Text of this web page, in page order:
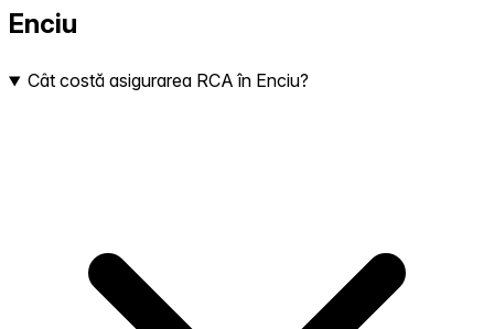
Enciu
Cât costă asigurarea RCA în Enciu?